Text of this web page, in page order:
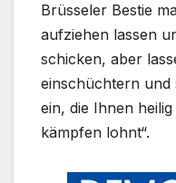
Brüsseler Bestie
aufziehen lassen
schicken, aber
einschüchtern und
ein, die Ihnen
kämpfen lohnt“.